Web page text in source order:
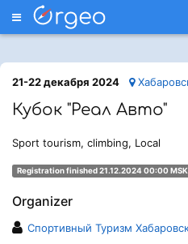
Меню
21-22 декабря 2024
Кубок "Реал Авто"
Sport tourism, climbing, Local
Registration finished 21.12.2024 00:00 MSK
Organizer
Спортивный Туризм